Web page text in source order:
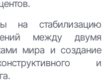
на стабилизацию
между двумя
мира и создание
и